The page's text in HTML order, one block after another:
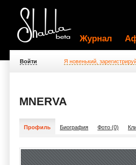
Журнал
Войти Я новенький,
MNERVA
Профиль Биография Фото (0)